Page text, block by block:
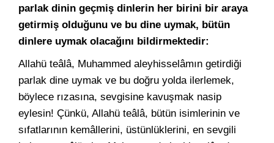
parlak dinin geçmiş dinlerin her birini bir araya
getirmiş olduğunu ve bu dine uymak, bütün
dinlere uymak olacağını bildirmektedir:
Allahü teâlâ, Muhammed aleyhisselâmın getirdiği
parlak dine uymak ve bu doğru yolda ilerlemek,
böylece rızasına, sevgisine kavuşmak nasip
eylesin! Çünkü, Allahü teâlâ, bütün isimlerinin ve
sıfatlarının kemâllerini, üstünlüklerini, en sevgili